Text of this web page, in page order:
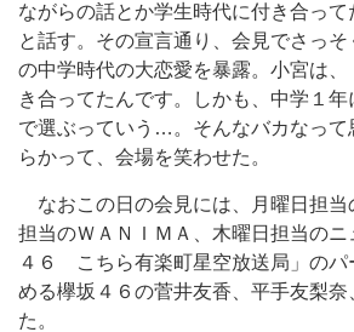
ながらの話とか学生時代に付き合っ
と話す。その宣言通り、会見でさっ
の中学時代の大恋愛を暴露。小宮は
き合ってたんです。しかも、中学１
で選ぶっていう…。そんなバカなって
らかって、会場を笑わせた。
なおこの日の会見には、月曜日担当
担当のＷＡＮＩＭＡ、木曜日担当のニ
４６ こちら有楽町星空放送局」のパ
める欅坂４６の菅井友香、平手友梨奈
た。